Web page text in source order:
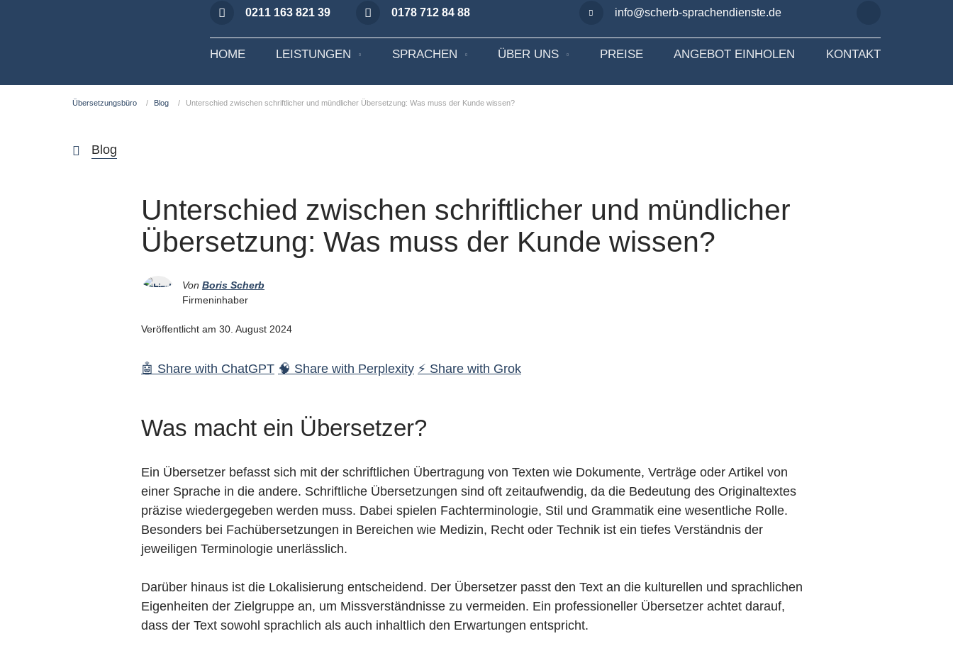
0211 163 821 39 0178 712 84 88 info@scherb-sprachendienste.de
HOME LEISTUNGEN SPRACHEN ÜBER UNS PREISE ANGEBOT EINHOLEN KONTAKT
Übersetzungsbüro Blog Unterschied zwischen schriftlicher und mündlicher Übersetzung: Was muss der Kunde wissen?
Blog
Unterschied zwischen schriftlicher und mündlicher
Übersetzung: Was muss der Kunde wissen?
Von Boris Scherb
Firmeninhaber
Veröffentlicht am 30. August 2024
🤖 Share with ChatGPT 🧠 Share with Perplexity ⚡ Share with Grok
Was macht ein Übersetzer?
Ein Übersetzer befasst sich mit der schriftlichen Übertragung von Texten wie Dokumente, Verträge oder Artikel von
einer Sprache in die andere. Schriftliche Übersetzungen sind oft zeitaufwendig, da die Bedeutung des Originaltextes
präzise wiedergegeben werden muss. Dabei spielen Fachterminologie, Stil und Grammatik eine wesentliche Rolle.
Besonders bei Fachübersetzungen in Bereichen wie Medizin, Recht oder Technik ist ein tiefes Verständnis der
jeweiligen Terminologie unerlässlich.
Darüber hinaus ist die Lokalisierung entscheidend. Der Übersetzer passt den Text an die kulturellen und sprachlichen
Eigenheiten der Zielgruppe an, um Missverständnisse zu vermeiden. Ein professioneller Übersetzer achtet darauf,
dass der Text sowohl sprachlich als auch inhaltlich den Erwartungen entspricht.